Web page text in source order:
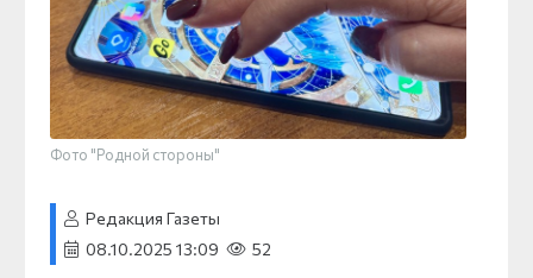
Фото "Родной стороны"
Редакция Газеты
08.10.2025 13:09
52